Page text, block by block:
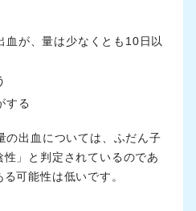
血が、量は少なくとも10日以
する
の出血については、ふだん子
」と判定されているのであ
可能性は低いです。